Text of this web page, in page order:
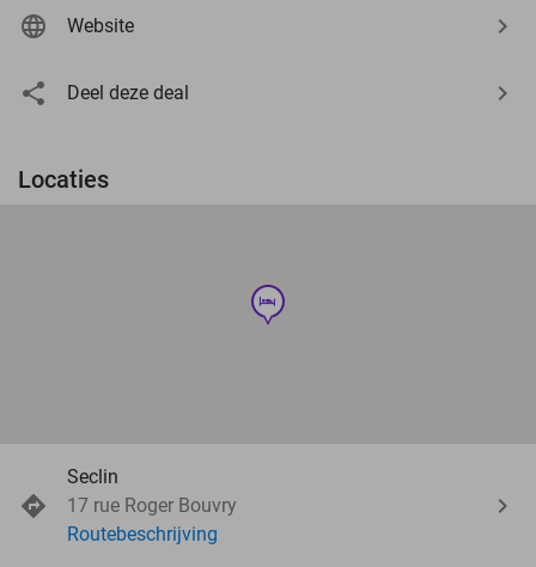
Website
Deel deze deal
Locaties
hotel
Seclin
17 rue Roger Bouvry
Routebeschrijving